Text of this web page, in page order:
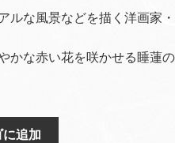
ルな風景などを描く洋画家・
かな赤い花を咲かせる睡蓮の
追加